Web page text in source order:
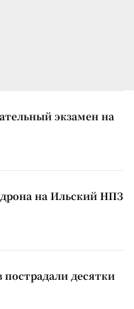
экзамен на
на Ильский НПЗ
пострадали десятки